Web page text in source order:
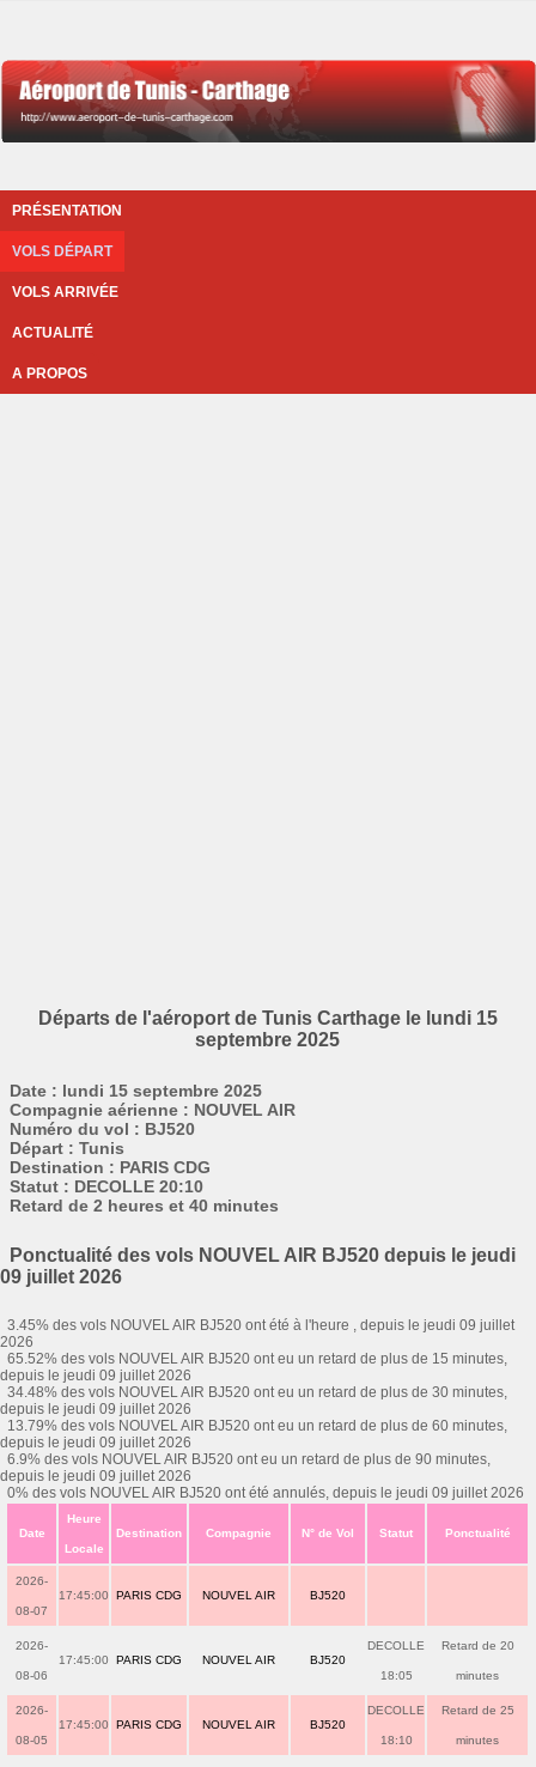
PRÉSENTATION
VOLS DÉPART
VOLS ARRIVÉE
ACTUALITÉ
A PROPOS
Départs de l'aéroport de Tunis Carthage le lundi 15
septembre 2025
Date : lundi 15 septembre 2025
Compagnie aérienne : NOUVEL AIR
Numéro du vol : BJ520
Départ : Tunis
Destination : PARIS CDG
Statut : DECOLLE 20:10
Retard de 2 heures et 40 minutes
Ponctualité des vols NOUVEL AIR BJ520 depuis le jeudi
09 juillet 2026
3.45% des vols NOUVEL AIR BJ520 ont été à l'heure , depuis le jeudi 09 juillet
2026
65.52% des vols NOUVEL AIR BJ520 ont eu un retard de plus de 15 minutes,
depuis le jeudi 09 juillet 2026
34.48% des vols NOUVEL AIR BJ520 ont eu un retard de plus de 30 minutes,
depuis le jeudi 09 juillet 2026
13.79% des vols NOUVEL AIR BJ520 ont eu un retard de plus de 60 minutes,
depuis le jeudi 09 juillet 2026
6.9% des vols NOUVEL AIR BJ520 ont eu un retard de plus de 90 minutes,
depuis le jeudi 09 juillet 2026
0% des vols NOUVEL AIR BJ520 ont été annulés, depuis le jeudi 09 juillet 2026
Date
Heure
Locale
Destination Compagnie N° de Vol Statut Ponctualité
2026-
08-07
17:45:00 PARIS CDG NOUVEL AIR BJ520
2026-
08-06
17:45:00 PARIS CDG NOUVEL AIR BJ520
DECOLLE
18:05
Retard de 20
minutes
2026-
08-05
17:45:00 PARIS CDG NOUVEL AIR BJ520
DECOLLE
18:10
Retard de 25
minutes